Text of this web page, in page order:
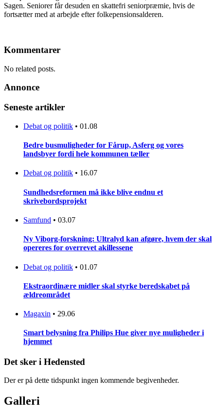
Sagen. Seniorer får desuden en skattefri seniorpræmie, hvis de
fortsætter med at arbejde efter folkepensionsalderen.
Kommentarer
No related posts.
Annonce
Seneste artikler
Debat og politik • 01.08
Bedre busmuligheder for Fårup, Asferg og vores
landsbyer fordi hele kommunen tæller
Debat og politik • 16.07
Sundhedsreformen må ikke blive endnu et
skrivebordsprojekt
Samfund • 03.07
Ny Viborg-forskning: Ultralyd kan afgøre, hvem der skal
opereres for overrevet akillessene
Debat og politik • 01.07
Ekstraordinære midler skal styrke beredskabet på
ældreområdet
Magaxin • 29.06
Smart belysning fra Philips Hue giver nye muligheder i
hjemmet
Det sker i Hedensted
Der er på dette tidspunkt ingen kommende begivenheder.
Galleri